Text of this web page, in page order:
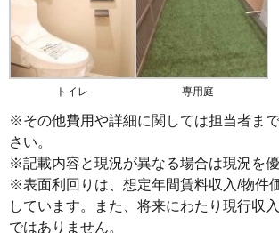
トイレ 専用庭
※その他費用や詳細に関しては担当者ま
さい。
※記載内容と現況が異なる場合は現況を優
※表面利回りは、想定年間賃料収入/物件
しています。また、将来にわたり現行収
ではありません。